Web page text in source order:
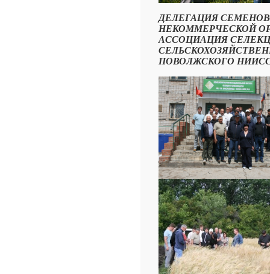
ДЕЛЕГАЦИЯ
НЕКОММЕРЧЕСКОЙ
АССОЦИАЦИЯ
ПОВОЛЖСКОГО НИИСС